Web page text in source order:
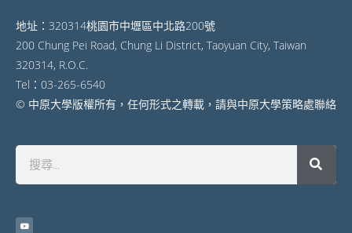
地址：320314桃園市中壢區中北路200號
200 Chung Pei Road, Chung Li District, Taoyuan City, Taiwan
320314, R.O.C.
Tel：03-265-6540
© 中原大學版權所有，任何形式之轉載，請與中原大學策略處聯絡